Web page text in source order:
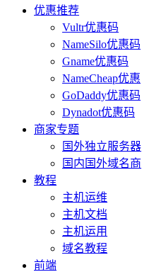
优惠推荐
Vultr优惠码
NameSilo优惠码
Gname优惠码
NameCheap优惠
GoDaddy优惠码
Dynadot优惠码
商家专题
国外独立服务器
国内国外域名商
教程
主机运维
主机文档
主机运用
域名教程
前端